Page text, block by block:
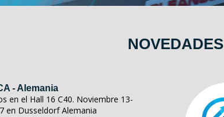
NOVEDADES
- Alemania
en el Hall 16 C40. Noviembre 13-
en Dusseldorf Alemania